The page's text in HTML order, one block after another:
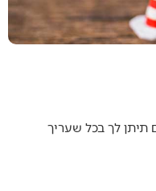
תיתן לך בכל שעריך